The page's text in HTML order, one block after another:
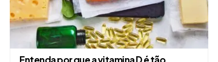
Entenda por que a vitamina D é tão